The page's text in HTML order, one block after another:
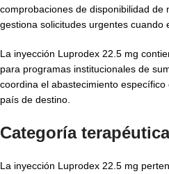
comprobaciones de disponibilidad
gestiona solicitudes urgentes cuando
La inyección Luprodex 22.5 mg
para programas institucionales de
coordina el abastecimiento
país de destino.
Categoría
La inyección Luprodex 22.5 mg